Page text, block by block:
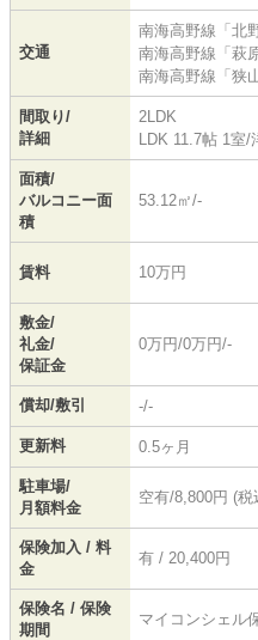
交通
南海高野線 「 北
南海高野線 「 萩
南海高野線 「 狭
間取り/
詳細
2LDK
LDK 11.7帖 1室/
面積/
バルコニー面
積
53.12㎡/-
賃料 10万円
敷金/
礼金/
保証金
0万円/0万円/-
償却/敷引 -/-
更新料 0.5ヶ月
駐車場/
月額料金
空有/8,800円 (税
保険加入 / 料
金
有 / 20,400円
保険名 / 保険
期間
マイコンシェル